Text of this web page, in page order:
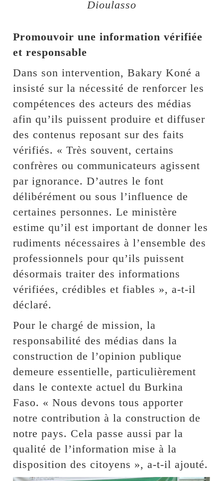
Dioulasso
Promouvoir une information vérifiée
et responsable
Dans son intervention, Bakary Koné a
insisté sur la nécessité de renforcer les
compétences des acteurs des médias
afin qu’ils puissent produire et diffuser
des contenus reposant sur des faits
vérifiés. « Très souvent, certains
confrères ou communicateurs agissent
par ignorance. D’autres le font
délibérément ou sous l’influence de
certaines personnes. Le ministère
estime qu’il est important de donner les
rudiments nécessaires à l’ensemble des
professionnels pour qu’ils puissent
désormais traiter des informations
vérifiées, crédibles et fiables », a-t-il
déclaré.
Pour le chargé de mission, la
responsabilité des médias dans la
construction de l’opinion publique
demeure essentielle, particulièrement
dans le contexte actuel du Burkina
Faso. « Nous devons tous apporter
notre contribution à la construction de
notre pays. Cela passe aussi par la
qualité de l’information mise à la
disposition des citoyens », a-t-il ajouté.